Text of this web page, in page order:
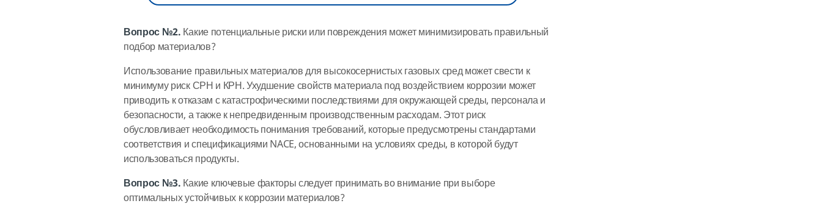
Вопрос №2. Какие потенциальные риски или повреждения может минимизировать правильный
подбор материалов?
Использование правильных материалов для высокосернистых газовых сред может свести к
минимуму риск СРН и КРН. Ухудшение свойств материала под воздействием коррозии может
приводить к отказам с катастрофическими последствиями для окружающей среды, персонала и
безопасности, а также к непредвиденным производственным расходам. Этот риск
обусловливает необходимость понимания требований, которые предусмотрены стандартами
соответствия и спецификациями NACE, основанными на условиях среды, в которой будут
использоваться продукты.
Вопрос №3. Какие ключевые факторы следует принимать во внимание при выборе
оптимальных устойчивых к коррозии материалов?